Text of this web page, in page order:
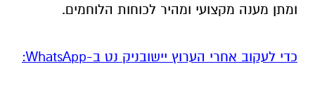
ומתן מענה מקצועי ומהיר לכוחות הלוחמים.
‏כדי לעקוב אחרי הערוץ יישובניק נט ב-WhatsApp:‏‏‏